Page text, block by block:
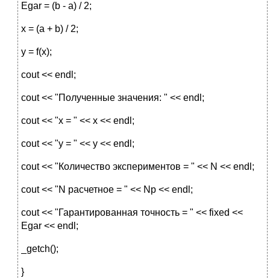
Egar = (b - a) / 2;
x = (a + b) / 2;
y = f(x);
cout << endl;
cout << "Полученные значения: " << endl;
cout << "x = " << x << endl;
cout << "y = " << y << endl;
cout << "Количество экспериментов = " << N << endl;
cout << "N расчетное = " << Np << endl;
cout << "Гарантированная точность = " << fixed <<
Egar << endl;
_getch();
}